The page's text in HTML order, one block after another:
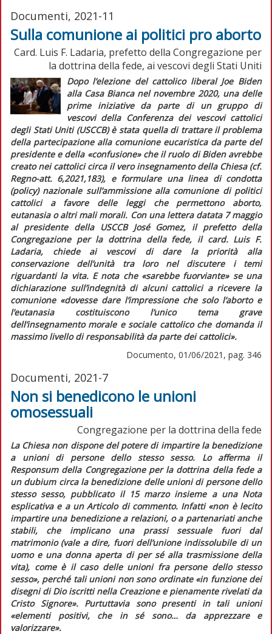
Documenti, 2021-11
Sulla comunione ai politici pro aborto
Card. Luis F. Ladaria, prefetto della Congregazione per
la dottrina della fede, ai vescovi degli Stati Uniti
Dopo l’elezione del cattolico liberal Joe Biden
alla Casa Bianca nel novembre 2020, una delle
prime iniziative da parte di un gruppo di
vescovi della Conferenza dei vescovi cattolici
degli Stati Uniti (USCCB) è stata quella di trattare il problema
della partecipazione alla comunione eucaristica da parte del
presidente e della «confusione» che il ruolo di Biden avrebbe
creato nei cattolici circa il vero insegnamento della Chiesa (cf.
Regno-att. 6,2021,183), e formulare una linea di condotta
(policy) nazionale sull’ammissione alla comunione di politici
cattolici a favore delle leggi che permettono aborto,
eutanasia o altri mali morali. Con una lettera datata 7 maggio
al presidente della USCCB José Gomez, il prefetto della
Congregazione per la dottrina della fede, il card. Luis F.
Ladaria, chiede ai vescovi di dare la priorità alla
conservazione dell’unità tra loro nel discutere i temi
riguardanti la vita. E nota che «sarebbe fuorviante»se una
dichiarazione sull’indegnità di alcuni cattolici a ricevere la
comunione «dovesse dare l’impressione che solo l’aborto e
l’eutanasia costituiscono l’unico tema grave
dell’insegnamento morale e sociale cattolico che domanda il
massimo livello di responsabilità da parte dei cattolici».
Documento, 01/06/2021, pag. 346
Documenti, 2021-7
Non si benedicono le unioni
omosessuali
Congregazione per la dottrina della fede
La Chiesa non dispone del potere di impartire la benedizione
a unioni di persone dello stesso sesso. Lo afferma il
Responsumdella Congregazione per la dottrina della fede a
un dubium circa la benedizione delle unioni di persone dello
stesso sesso, pubblicato il 15 marzo insieme a una Nota
esplicativa e a unArticolo di commento. Infatti «non è lecito
impartire una benedizione a relazioni, o a partenariati anche
stabili, che implicano una prassi sessuale fuori dal
matrimonio (vale a dire, fuori dell’unione indissolubile di un
uomo e una donna aperta di per sé alla trasmissione della
vita), come è il caso delle unioni fra persone dello stesso
sesso», perché tali unioni non sono ordinate «in funzione dei
disegni di Dio iscritti nella Creazione e pienamente rivelati da
Cristo Signore». Purtuttavia sono presenti in tali unioni
«elementi positivi, che in sé sono… da apprezzare e
valorizzare».